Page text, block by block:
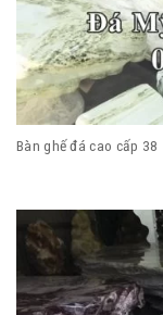
Bàn ghế đá cao cấp 38